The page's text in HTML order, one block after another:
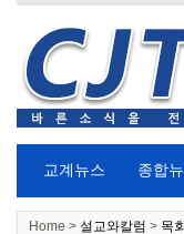
교계뉴스 종합
Home > 설교와칼럼 > 목